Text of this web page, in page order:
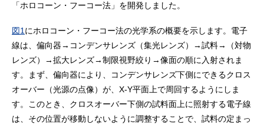
「ホロコーン・フーコー法」を開発しました。
図1 にホロコーン・フーコー法の光学系の概要を示します。電子
線は、偏向器→コンデンサレンズ（集光レンズ）→試料→（対物
レンズ）→拡大レンズ→制限視野絞り→像面の順に入射されま
す。まず、偏向器により、コンデンサレンズ下側にできるクロス
オーバー（光源の点像）が、X-Y平面上で周回するようにしま
す。このとき、クロスオーバー下側の試料面上に照射する電子線
は、その位置が移動しないように調整することで、試料の定まっ